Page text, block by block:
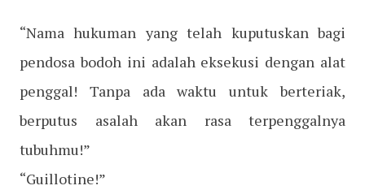
“Nama hukuman yang telah kuputuskan bagi
pendosa bodoh ini adalah eksekusi dengan alat
penggal! Tanpa ada waktu untuk berteriak,
berputus asalah akan rasa terpenggalnya
tubuhmu!”
“Guillotine!”